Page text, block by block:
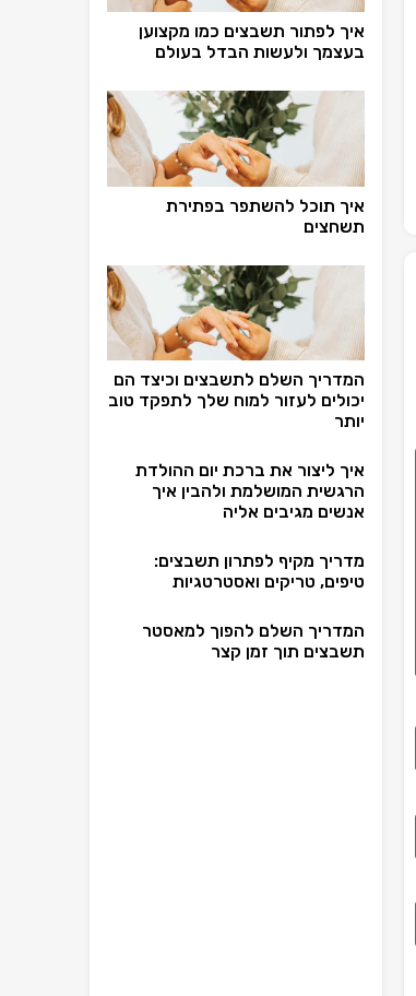
איך לפתור תשבצים כמו מקצוען
בעצמך ולעשות הבדל בעולם
איך תוכל להשתפר בפתירת
תשחצים
המדריך השלם לתשבצים וכיצד הם
יכולים לעזור למוח שלך לתפקד טוב
יותר
איך ליצור את ברכת יום ההולדת
הרגשית המושלמת ולהבין איך
אנשים מגיבים אליה
מדריך מקיף לפתרון תשבצים:
טיפים, טריקים ואסטרטגיות
המדריך השלם להפוך למאסטר
תשבצים תוך זמן קצר